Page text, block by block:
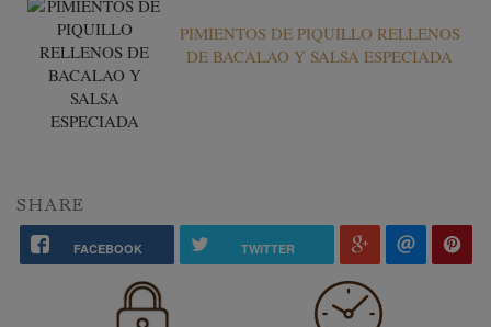
PIMIENTOS DE PIQUILLO RELLENOS
DE BACALAO Y SALSA ESPECIADA
SHARE
FACEBOOK TWITTER